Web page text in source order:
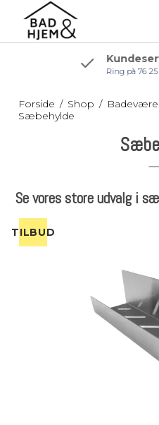
Ring på 76
Forside / Shop /
Sæbehylde
Se vores store udvalg i
TILBUD